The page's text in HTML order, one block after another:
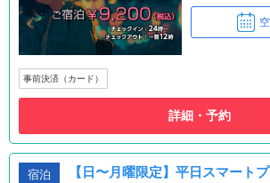
事前決済（カード）
詳細・予約
宿泊
【日〜月曜限定】平日スマート